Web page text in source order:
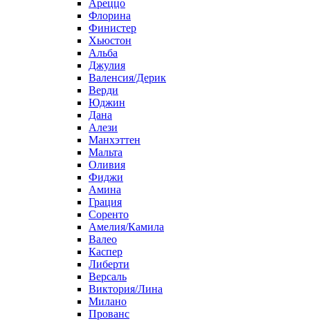
Ареццо
Флорина
Финистер
Хьюстон
Альба
Джулия
Валенсия/Дерик
Верди
Юджин
Дана
Алези
Манхэттен
Мальта
Оливия
Фиджи
Амина
Грация
Соренто
Амелия/Камила
Валео
Каспер
Либерти
Версаль
Виктория/Лина
Милано
Прованс